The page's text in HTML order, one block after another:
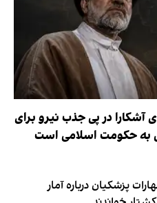
آشکارا در پی جذب نیرو برای
به حکومت اسلامی است
پزشکیان درباره آمار